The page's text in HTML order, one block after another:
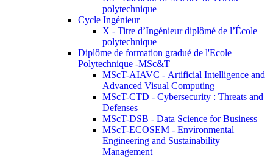
polytechnique
Cycle Ingénieur
X - Titre d’Ingénieur diplômé de l’École
polytechnique
Diplôme de formation gradué de l'Ecole
Polytechnique -MSc&T
MScT-AIAVC - Artificial Intelligence and
Advanced Visual Computing
MScT-CTD - Cybersecurity : Threats and
Defenses
MScT-DSB - Data Science for Business
MScT-ECOSEM - Environmental
Engineering and Sustainability
Management